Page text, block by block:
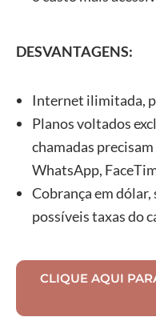
Internet e
Ilimitado
dias
DESVANTAGENS:
Internet ilimitada,
Planos voltados
chamadas
WhatsApp,
Cobrança em
possíveis taxas do
CLIQUE AQUI